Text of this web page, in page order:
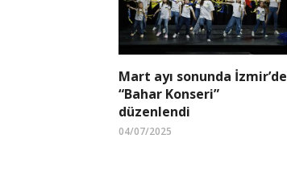
Mart ayı sonunda İzmir’de
“Bahar Konseri”
düzenlendi
04/07/2025